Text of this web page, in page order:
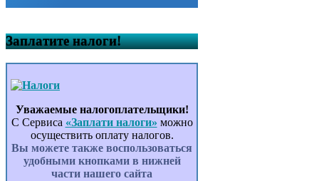
Заплатите налоги!
Уважаемые налогоплательщики!
С Сервиса «Заплати налоги» можно
осуществить оплату налогов.
Вы можете также воспользоваться
удобными кнопками в нижней
части нашего сайта